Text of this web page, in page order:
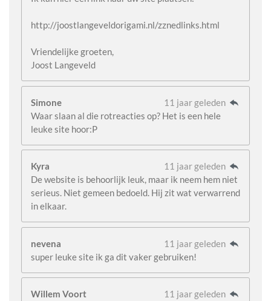
http://joostlangeveldorigami.nl/zznedlinks.html
Vriendelijke groeten,
Joost Langeveld
Simone
11 jaar geleden
Waar slaan al die rotreacties op? Het is een hele
leuke site hoor:P
Kyra
11 jaar geleden
De website is behoorlijk leuk, maar ik neem hem niet
serieus. Niet gemeen bedoeld. Hij zit wat verwarrend
in elkaar.
nevena
11 jaar geleden
super leuke site ik ga dit vaker gebruiken!
Willem Voort
11 jaar geleden